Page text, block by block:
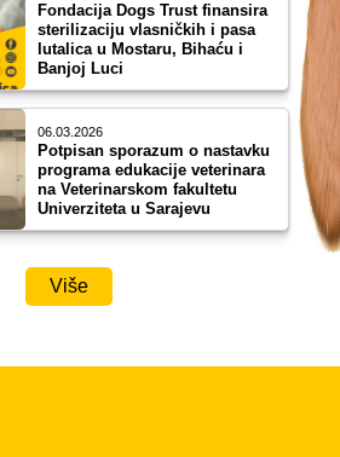
Fondacija Dogs Trust finansira
sterilizaciju vlasničkih i pasa
lutalica u Mostaru, Bihaću i
Banjoj Luci
06.03.2026
Potpisan sporazum o nastavku
programa edukacije veterinara
na Veterinarskom fakultetu
Univerziteta u Sarajevu
Više